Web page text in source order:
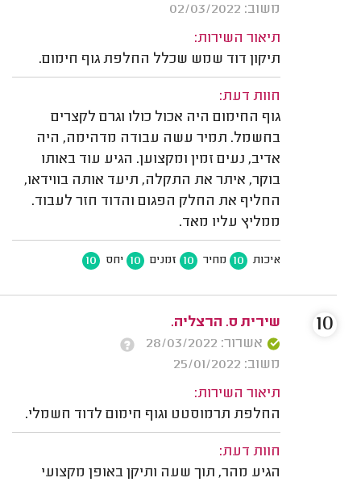
משוב: 02/03/2022
תיאור השירות:
תיקון דוד שמש שכלל החלפת גוף חימום.
חוות דעת:
גוף החימום היה אכול כולו וגרם לקצרים
בחשמל. תמיר עשה עבודה מדהימה, היה
אדיב, נעים זמין ומקצוען. הגיע עוד באותו
בוקר, איתר את התקלה, תיעד אותה בווידאו,
החליף את החלק הפגום והדוד חזר לעבוד.
ממליץ עליו מאד.
איכות 10 מחיר 10 זמנים 10 יחס 10
שירית ס. הרצליה.
אשרור: 28/03/2022
משוב: 25/01/2022
תיאור השירות:
החלפת תרמוסטט וגוף חימום לדוד חשמלי.
חוות דעת:
הגיע מהר, תוך שעה ותיקן באופן מקצועי
10